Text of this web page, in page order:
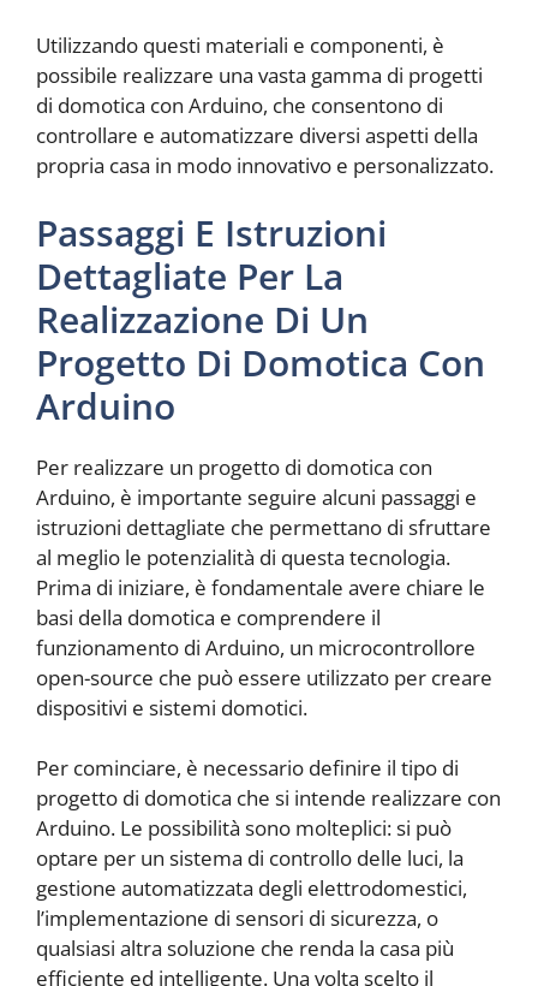
Utilizzando questi materiali e componenti, è
possibile realizzare una vasta gamma di progetti
di domotica con Arduino, che consentono di
controllare e automatizzare diversi aspetti della
propria casa in modo innovativo e personalizzato.
Passaggi E Istruzioni
Dettagliate Per La
Realizzazione Di Un
Progetto Di Domotica Con
Arduino
Per realizzare un progetto di domotica con
Arduino, è importante seguire alcuni passaggi e
istruzioni dettagliate che permettano di sfruttare
al meglio le potenzialità di questa tecnologia.
Prima di iniziare, è fondamentale avere chiare le
basi della domotica e comprendere il
funzionamento di Arduino, un microcontrollore
open-source che può essere utilizzato per creare
dispositivi e sistemi domotici.
Per cominciare, è necessario definire il tipo di
progetto di domotica che si intende realizzare con
Arduino. Le possibilità sono molteplici: si può
optare per un sistema di controllo delle luci, la
gestione automatizzata degli elettrodomestici,
l’implementazione di sensori di sicurezza, o
qualsiasi altra soluzione che renda la casa più
efficiente ed intelligente. Una volta scelto il